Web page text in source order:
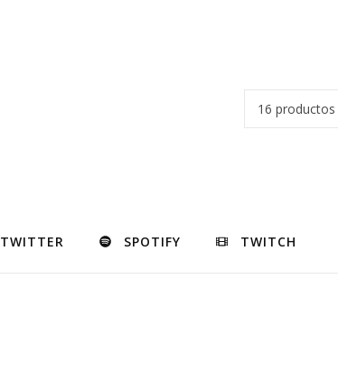
TWITTER SPOTIFY TWITCH